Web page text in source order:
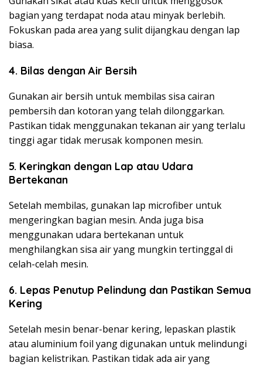
bagian yang terdapat noda atau minyak berlebih.
Fokuskan pada area yang sulit dijangkau dengan lap
biasa.
4. Bilas dengan Air Bersih
Gunakan air bersih untuk membilas sisa cairan
pembersih dan kotoran yang telah dilonggarkan.
Pastikan tidak menggunakan tekanan air yang terlalu
tinggi agar tidak merusak komponen mesin.
5. Keringkan dengan Lap atau Udara
Bertekanan
Setelah membilas, gunakan lap microfiber untuk
mengeringkan bagian mesin. Anda juga bisa
menggunakan udara bertekanan untuk
menghilangkan sisa air yang mungkin tertinggal di
celah-celah mesin.
6. Lepas Penutup Pelindung dan Pastikan Semua
Kering
Setelah mesin benar-benar kering, lepaskan plastik
atau aluminium foil yang digunakan untuk melindungi
bagian kelistrikan. Pastikan tidak ada air yang